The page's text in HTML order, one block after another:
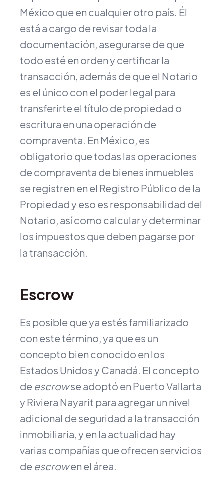
México que en cualquier otro país. Él
está a cargo de revisar toda la
documentación, asegurarse de que
todo esté en orden y certificar la
transacción, además de que el Notario
es el único con el poder legal para
transferirte el título de propiedad o
escritura en una operación de
compraventa. En México, es
obligatorio que todas las operaciones
de compraventa de bienes inmuebles
se registren en el Registro Público de la
Propiedad y eso es responsabilidad del
Notario, así como calcular y determinar
los impuestos que deben pagarse por
la transacción.
Escrow
Es posible que ya estés familiarizado
con este término, ya que es un
concepto bien conocido en los
Estados Unidos y Canadá. El concepto
de escrowse adoptó en Puerto Vallarta
y Riviera Nayarit para agregar un nivel
adicional de seguridad a la transacción
inmobiliaria, y en la actualidad hay
varias compañías que ofrecen servicios
de escrowen el área.